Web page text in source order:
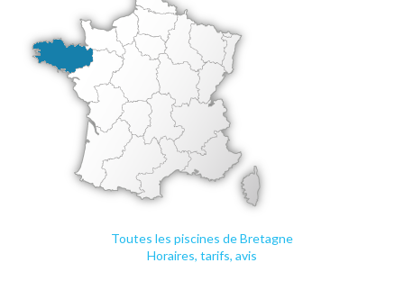
Toutes les piscines de Bretagne
Horaires, tarifs, avis